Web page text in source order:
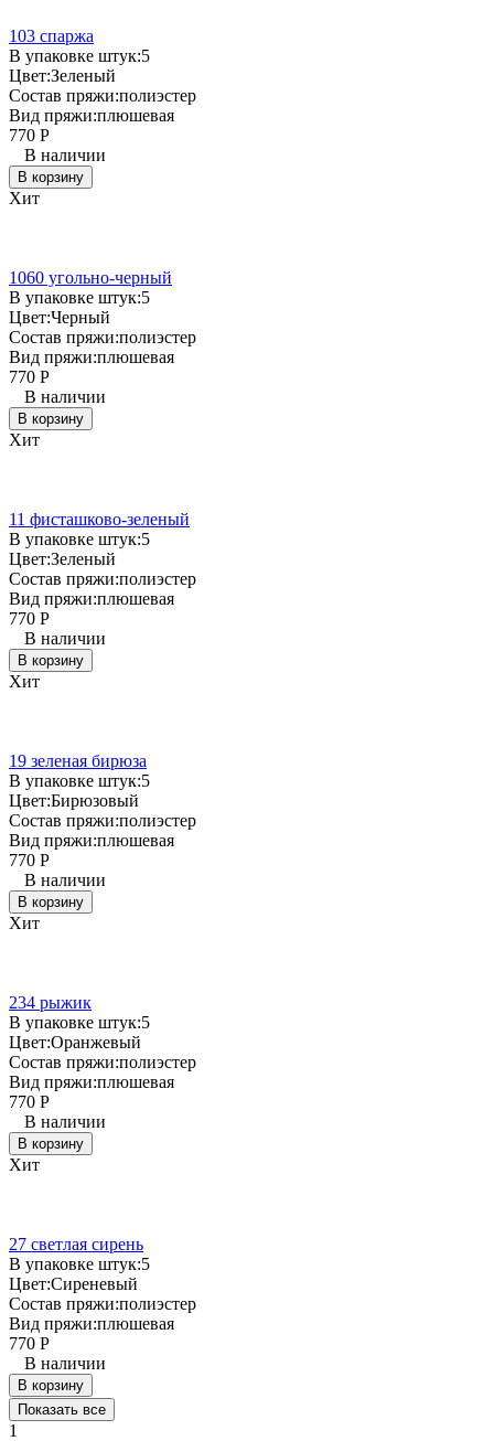
103 спаржа
В упаковке штук:5
Цвет:Зеленый
Состав пряжи:полиэстер
Вид пряжи:плюшевая
770 Р
В наличии
В корзину
Хит
1060 угольно-черный
В упаковке штук:5
Цвет:Черный
Состав пряжи:полиэстер
Вид пряжи:плюшевая
770 Р
В наличии
В корзину
Хит
11 фисташково-зеленый
В упаковке штук:5
Цвет:Зеленый
Состав пряжи:полиэстер
Вид пряжи:плюшевая
770 Р
В наличии
В корзину
Хит
19 зеленая бирюза
В упаковке штук:5
Цвет:Бирюзовый
Состав пряжи:полиэстер
Вид пряжи:плюшевая
770 Р
В наличии
В корзину
Хит
234 рыжик
В упаковке штук:5
Цвет:Оранжевый
Состав пряжи:полиэстер
Вид пряжи:плюшевая
770 Р
В наличии
В корзину
Хит
27 светлая сирень
В упаковке штук:5
Цвет:Сиреневый
Состав пряжи:полиэстер
Вид пряжи:плюшевая
770 Р
В наличии
В корзину
Показать все
1